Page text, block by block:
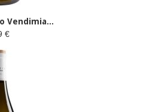
Vendimia...
€